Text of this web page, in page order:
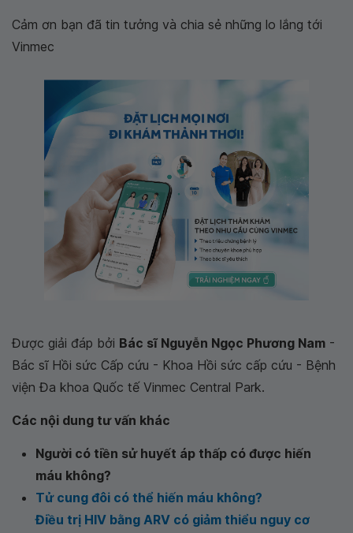
Cảm ơn bạn đã tin tưởng và chia sẻ những lo lắng tới
Vinmec
Được giải đáp bởi Bác sĩ Nguyễn Ngọc Phương Nam -
Bác sĩ Hồi sức Cấp cứu - Khoa Hồi sức cấp cứu - Bệnh
viện Đa khoa Quốc tế Vinmec Central Park.
Các nội dung tư vấn khác
Người có tiền sử huyết áp thấp có được hiến
máu không?
Tử cung đôi có thể hiến máu không?
Điều trị HIV bằng ARV có giảm thiểu nguy cơ